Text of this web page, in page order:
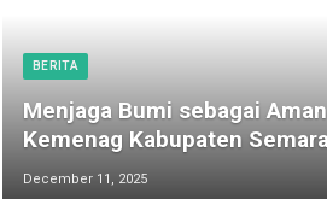
BERITA
Menjaga Bumi sebagai
Kemenag Kabupaten
December 11, 2025